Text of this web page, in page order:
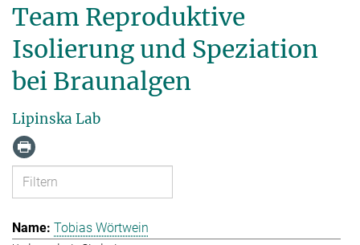
Team Reproduktive
Isolierung und Speziation
bei Braunalgen
Lipinska Lab
Tobias Wörtwein